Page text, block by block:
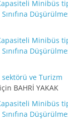
Minibüs
Minibüs
sektörü ve Turizm
için BAHRİ YAKAK
Minibüs